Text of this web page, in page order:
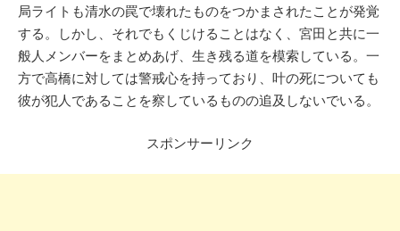
局ライトも清水の罠で壊れたものをつかまされたことが発覚
する。しかし、それでもくじけることはなく、宮田と共に一
般人メンバーをまとめあげ、生き残る道を模索している。一
方で高橋に対しては警戒心を持っており、叶の死についても
彼が犯人であることを察しているものの追及しないでいる。
スポンサーリンク